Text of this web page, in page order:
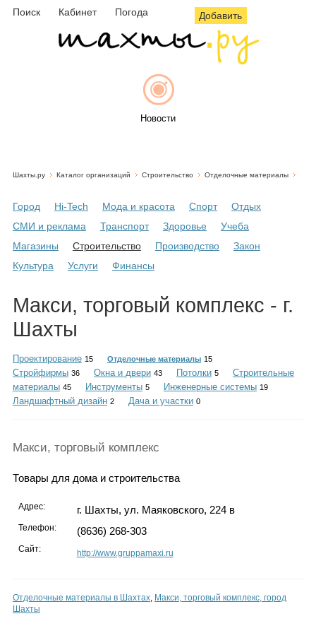
Поиск Кабинет Погода Добавить
Новости
Объявления
Инфо
Шахты.ру Каталог организаций Строительство Отделочные материалы
Город Hi-Tech Мода и красота Спорт
Отдых
СМИ и реклама
Транспорт Здоровье
Учеба
Магазины
Строительство Производство
Закон
Культура
Услуги Финансы
Макси, торговый комплекс - г.
Шахты
Проектирование 15 Отделочные материалы 15
Стройфирмы 36 Окна и двери 43 Потолки 5
Строительные
материалы 45 Инструменты 5 Инженерные системы 19
Ландшафтный дизайн 2 Дача и участки 0
Макси, торговый комплекс
Товары для дома и строительства
Адрес: г. Шахты, ул. Маяковского, 224 в
Телефон: (8636) 268-303
Сайт: http://www.gruppamaxi.ru
Отделочные материалы в Шахтах, Макси, торговый комплекс, город
Шахты